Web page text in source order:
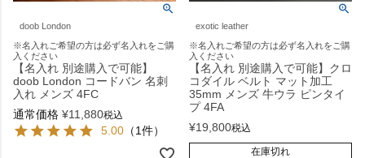
doob London
※名入れご希望の方は必ず名入れをご購
入ください
【名入れ 別途購入で可能】
doob London コードバン 名刺
入れ メンズ 4FC
通常価格 ¥11,880税込
5.00 （1件）
exotic leather
※名入れご希望の方は必ず名入れをご購
入ください
【名入れ 別途購入で可能】クロ
コダイル ベルト マット加工
35mm メンズ 牛ウラ ピンタイ
プ 4FA
¥19,800税込
在庫切れ